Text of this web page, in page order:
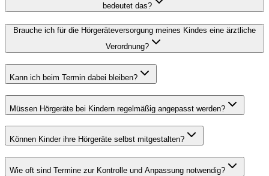
bedeutet das?
Brauche ich für die Hörgeräteversorgung meines Kindes eine ärztliche
Verordnung?
Kann ich beim Termin dabei bleiben?
Müssen Hörgeräte bei Kindern regelmäßig angepasst werden?
Können Kinder ihre Hörgeräte selbst mitgestalten?
Wie oft sind Termine zur Kontrolle und Anpassung notwendig?